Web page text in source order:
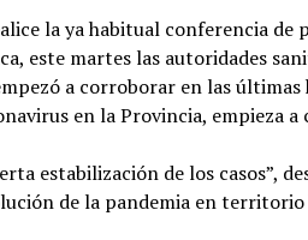
la ya habitual conferencia de
este martes las autoridades
a corroborar en las
en la Provincia, empieza
estabilización de los casos”,
de la pandemia en territorio